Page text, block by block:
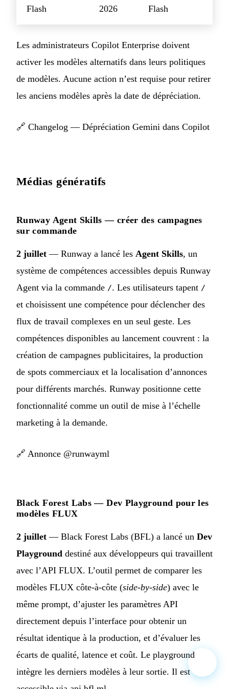
Flash
2026
Flash
Les administrateurs Copilot Enterprise doivent
activer les modèles alternatifs dans leurs politiques
de modèles. Aucune action n’est requise pour retirer
les anciens modèles après la date de dépréciation.
🔗 Changelog — Dépréciation Gemini dans Copilot
Médias génératifs
Runway Agent Skills — créer des campagnes
sur commande
2 juillet — Runway a lancé les Agent Skills, un
système de compétences accessibles depuis Runway
Agent via la commande /. Les utilisateurs tapent /
et choisissent une compétence pour déclencher des
flux de travail complexes en un seul geste. Les
compétences disponibles au lancement couvrent : la
création de campagnes publicitaires, la production
de spots commerciaux et la localisation d’annonces
pour différents marchés. Runway positionne cette
fonctionnalité comme un outil de mise à l’échelle
marketing à la demande.
🔗 Annonce @runwayml
Black Forest Labs — Dev Playground pour les
modèles FLUX
2 juillet — Black Forest Labs (BFL) a lancé un Dev
Playground destiné aux développeurs qui travaillent
avec l’API FLUX. L’outil permet de comparer les
modèles FLUX côte-à-côte (side-by-side) avec le
même prompt, d’ajuster les paramètres API
directement depuis l’interface pour obtenir un
résultat identique à la production, et d’évaluer les
écarts de qualité, latence et coût. Le playground
intègre les derniers modèles à leur sortie. Il est